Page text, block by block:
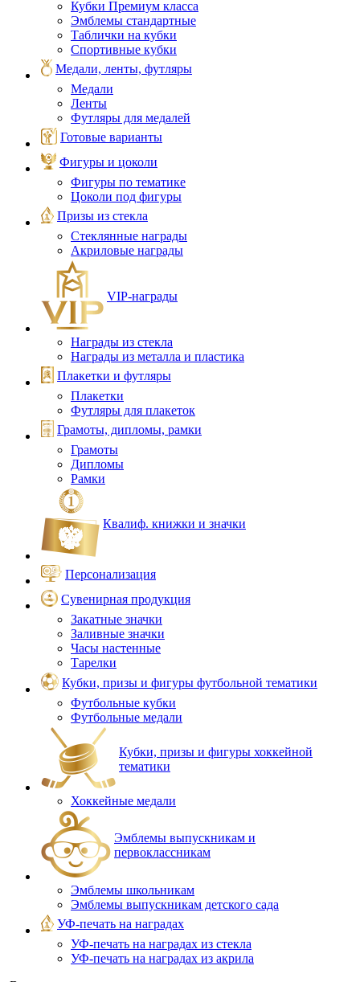
Кубки Премиум класса
Эмблемы стандартные
Таблички на кубки
Спортивные кубки
Медали, ленты, футляры
Медали
Ленты
Футляры для медалей
Готовые варианты
Фигуры и цоколи
Фигуры по тематике
Цоколи под фигуры
Призы из стекла
Стеклянные награды
Акриловые награды
VIP‑награды
Награды из стекла
Награды из металла и пластика
Плакетки и футляры
Плакетки
Футляры для плакеток
Грамоты, дипломы, рамки
Грамоты
Дипломы
Рамки
Квалиф. книжки и значки
Персонализация
Сувенирная продукция
Закатные значки
Заливные значки
Часы настенные
Тарелки
Кубки, призы и фигуры футбольной тематики
Футбольные кубки
Футбольные медали
Кубки, призы и фигуры хоккейной
тематики
Хоккейные медали
Эмблемы выпускникам и
первоклассникам
Эмблемы школьникам
Эмблемы выпускникам детского сада
УФ-печать на наградах
УФ‑печать на наградах из стекла
УФ-печать на наградах из акрила